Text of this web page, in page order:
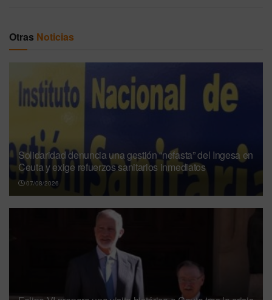
Otras Noticias
Solidaridad denuncia una gestión “nefasta” del Ingesa en
Ceuta y exige refuerzos sanitarios inmediatos
07/08/2026